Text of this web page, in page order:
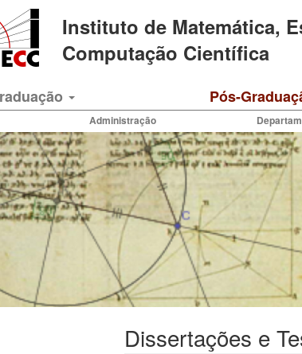
Instituto de Matemática,
Computação Científica
Pós-
Administração
Dissertações e